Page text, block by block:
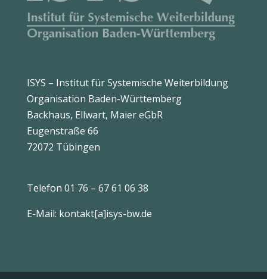
ISYS – Institut für Systemische Weiterbildung
Organisation Baden-Württemberg
Backhaus, Ellwart, Maier eGbR
Eugenstraße 66
72072 Tübingen
Telefon 01 76 – 67 61 06 38
E-Mail: kontakt[a]isys-bw.de